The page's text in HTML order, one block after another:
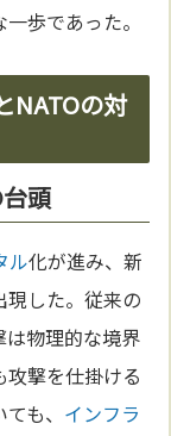
歩であった。
NATOの対
頭
ル化が進み、新
現した。従来の
物理的な境界
撃を仕掛ける
も、 インフラ